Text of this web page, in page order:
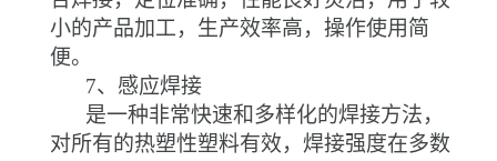
小的产品加工，生产效率高，操作使用简
便。
7、感应焊接
是一种非常快速和多样化的焊接方法，
对所有的热塑性塑料有效，焊接强度在多数